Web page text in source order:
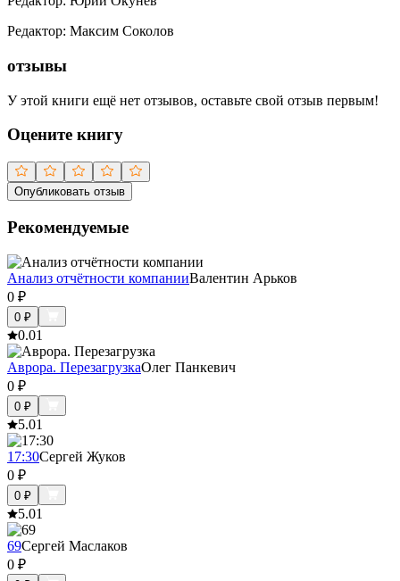
Редактор: Максим Соколов
отзывы
У этой книги ещё нет отзывов, оставьте свой отзыв первым!
Оцените книгу
Опубликовать отзыв
Рекомендуемые
Анализ отчётности компанииВалентин Арьков
0 ₽
0 ₽
0.01
Аврора. ПерезагрузкаОлег Панкевич
0 ₽
0 ₽
5.01
17:30Сергей Жуков
0 ₽
0 ₽
5.01
69Сергей Маслаков
0 ₽